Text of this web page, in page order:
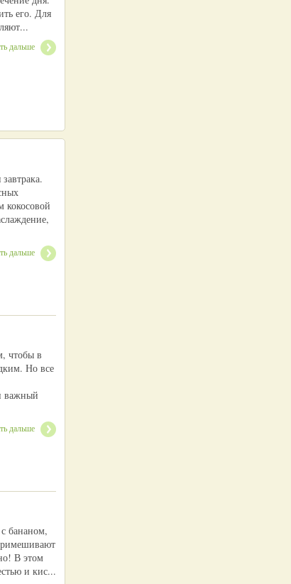
его. Для
дальше
кокосовой
дальше
чтобы в
Но все
важный
дальше
бананом,
В этом
и кис...